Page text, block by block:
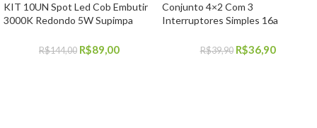
KIT 10UN Spot Led Cob Embutir
3000K Redondo 5W Supimpa
R$144,00 R$89,00
Conjunto 4×2 Com 3
Interruptores Simples 16a
R$39,90 R$36,90